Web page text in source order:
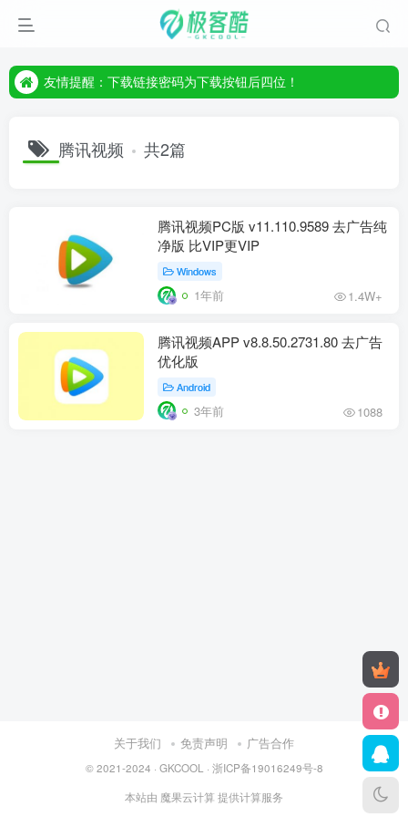
友情提醒：下载链接密码为下载按钮后四位！
友情提醒：下载链接密码为下载按钮后四位！
腾讯视频 共2篇
腾讯视频PC版 v11.110.9589 去广告纯
净版 比VIP更VIP
Windows
1年前 1.4W+
腾讯视频APP v8.8.50.2731.80 去广告
优化版
Android
3年前 1088
关于我们 免责声明 广告合作
© 2021-2024 · GKCOOL · 浙ICP备19016249号-8
本站由 魔果云计算 提供计算服务